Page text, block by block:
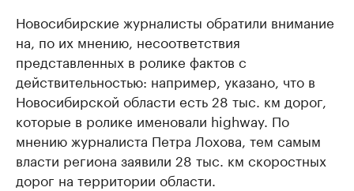
Новосибирские журналисты обратили внимание
на, по их мнению, несоответствия
представленных в ролике фактов с
действительностью: например, указано, что в
Новосибирской области есть 28 тыс. км дорог,
которые в ролике именовали highway. По
мнению журналиста Петра Лохова, тем самым
власти региона заявили 28 тыс. км скоростных
дорог на территории области.